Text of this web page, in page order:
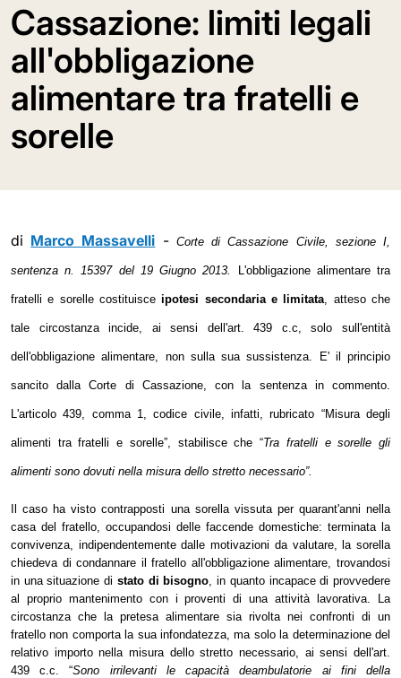
Cassazione: limiti legali
all'obbligazione
alimentare tra fratelli e
sorelle
di Marco Massavelli - Corte di Cassazione Civile, sezione I,
sentenza n. 15397 del 19 Giugno 2013. L'obbligazione alimentare tra
fratelli e sorelle costituisceipotesi secondaria e limitata , atteso che
tale circostanza incide, ai sensi dell'art. 439 c.c, solo sull'entità
dell'obbligazione alimentare, non sulla sua sussistenza. E' il principio
sancito dalla Corte di Cassazione, con la sentenza in commento.
L'articolo 439, comma 1, codice civile, infatti, rubricato “Misura degli
alimenti tra fratelli e sorelle”, stabilisce che “Tra fratelli e sorelle gli
alimenti sono dovuti nella misura dello stretto necessario”.
Il caso ha visto contrapposti una sorella vissuta per quarant'anni nella
casa del fratello, occupandosi delle faccende domestiche: terminata la
convivenza, indipendentemente dalle motivazioni da valutare, la sorella
chiedeva di condannare il fratello all'obbligazione alimentare, trovandosi
in una situazione di stato di bisogno , in quanto incapace di provvedere
al proprio mantenimento con i proventi di una attività lavorativa. La
circostanza che la pretesa alimentare sia rivolta nei confronti di un
fratello non comporta la sua infondatezza, ma solo la determinazione del
relativo importo nella misura dello stretto necessario, ai sensi dell'art.
439 c.c.“Sono irrilevanti le capacità deambulatorie ai fini della